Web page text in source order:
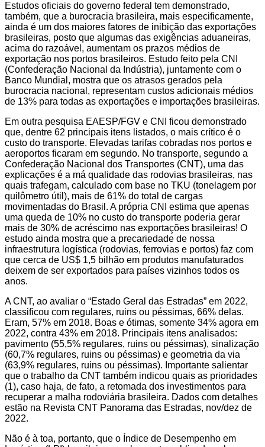
Estudos oficiais do governo federal tem demonstrado,
também, que a burocracia brasileira, mais especificamente,
ainda é um dos maiores fatores de inibição das exportações
brasileiras, posto que algumas das exigências aduaneiras,
acima do razoável, aumentam os prazos médios de
exportação nos portos brasileiros. Estudo feito pela CNI
(Confederação Nacional da Indústria), juntamente com o
Banco Mundial, mostra que os atrasos gerados pela
burocracia nacional, representam custos adicionais médios
de 13% para todas as exportações e importações brasileiras.
Em outra pesquisa EAESP/FGV e CNI ficou demonstrado
que, dentre 62 principais itens listados, o mais crítico é o
custo do transporte. Elevadas tarifas cobradas nos portos e
aeroportos ficaram em segundo. No transporte, segundo a
Confederação Nacional dos Transportes (CNT), uma das
explicações é a má qualidade das rodovias brasileiras, nas
quais trafegam, calculado com base no TKU (tonelagem por
quilômetro útil), mais de 61% do total de cargas
movimentadas do Brasil. A própria CNI estima que apenas
uma queda de 10% no custo do transporte poderia gerar
mais de 30% de acréscimo nas exportações brasileiras! O
estudo ainda mostra que a precariedade de nossa
infraestrutura logística (rodovias, ferrovias e portos) faz com
que cerca de US$ 1,5 bilhão em produtos manufaturados
deixem de ser exportados para países vizinhos todos os
anos.
A CNT, ao avaliar o “Estado Geral das Estradas” em 2022,
classificou com regulares, ruins ou péssimas, 66% delas.
Eram, 57% em 2018. Boas e ótimas, somente 34% agora em
2022, contra 43% em 2018. Principais itens analisados:
pavimento (55,5% regulares, ruins ou péssimas), sinalização
(60,7% regulares, ruins ou péssimas) e geometria da via
(63,9% regulares, ruins ou péssimas). Importante salientar
que o trabalho da CNT também indicou quais as prioridades
(1), caso haja, de fato, a retomada dos investimentos para
recuperar a malha rodoviária brasileira. Dados com detalhes
estão na Revista CNT Panorama das Estradas, nov/dez de
2022.
Não é à toa, portanto, que o Índice de Desempenho em